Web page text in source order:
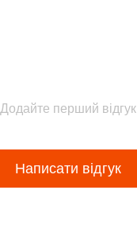
Додайте перший відгук
Написати відгук